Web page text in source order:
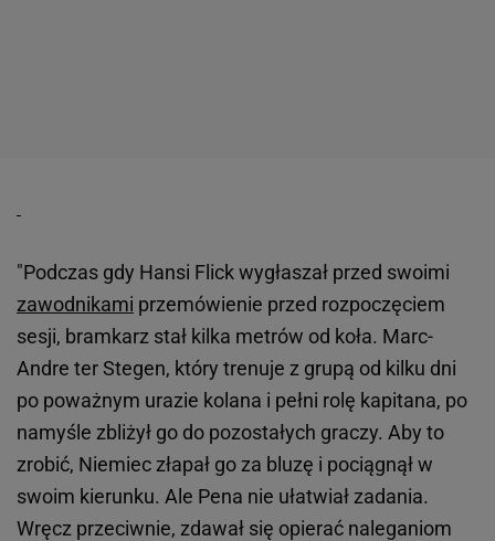
"Podczas gdy Hansi Flick wygłaszał przed swoimi
zawodnikami przemówienie przed rozpoczęciem
sesji, bramkarz stał kilka metrów od koła. Marc-
Andre ter Stegen, który trenuje z grupą od kilku dni
po poważnym urazie kolana i pełni rolę kapitana, po
namyśle zbliżył go do pozostałych graczy. Aby to
zrobić, Niemiec złapał go za bluzę i pociągnął w
swoim kierunku. Ale Pena nie ułatwiał zadania.
Wręcz przeciwnie, zdawał się opierać naleganiom